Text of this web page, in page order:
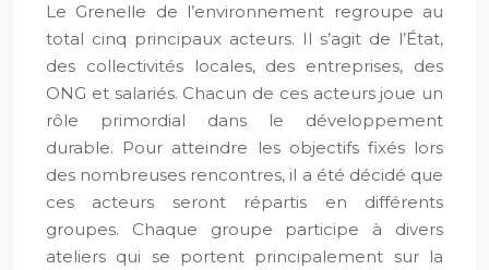
Le Grenelle de l’environnement regroupe au
total cinq principaux acteurs. Il s’agit de l’État,
des collectivités locales, des entreprises, des
ONG et salariés. Chacun de ces acteurs joue un
rôle primordial dans le développement
durable. Pour atteindre les objectifs fixés lors
des nombreuses rencontres, il a été décidé que
ces acteurs seront répartis en différents
groupes. Chaque groupe participe à divers
ateliers qui se portent principalement sur la